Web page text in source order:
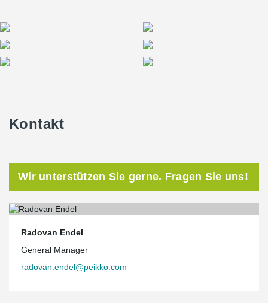
Kontakt
Wir unterstützen Sie gerne. Fragen Sie uns!
Radovan Endel
General Manager
radovan.endel@peikko.com